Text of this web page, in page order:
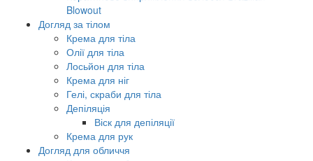
Blowout
Догляд за тілом
Крема для тіла
Олії для тіла
Лосьйон для тіла
Крема для ніг
Гелі, скраби для тіла
Депіляція
Віск для депіляції
Крема для рук
Догляд для обличчя